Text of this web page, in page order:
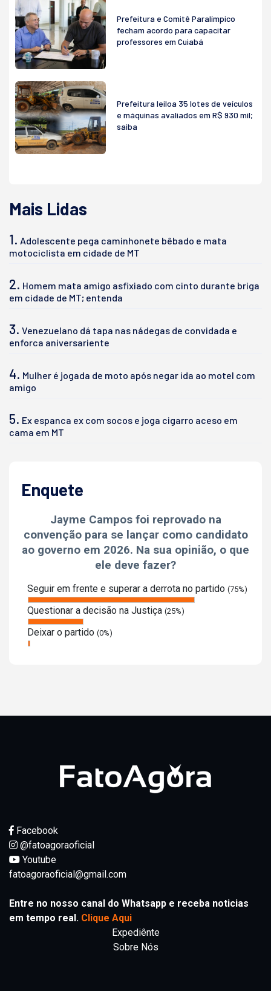
Prefeitura e Comitê Paralímpico
fecham acordo para capacitar
professores em Cuiabá
Prefeitura leiloa 35 lotes de veículos
e máquinas avaliados em R$ 930 mil;
saiba
Mais Lidas
1. Adolescente pega caminhonete bêbado e mata
motociclista em cidade de MT
2. Homem mata amigo asfixiado com cinto durante briga
em cidade de MT; entenda
3. Venezuelano dá tapa nas nádegas de convidada e
enforca aniversariente
4. Mulher é jogada de moto após negar ida ao motel com
amigo
5. Ex espanca ex com socos e joga cigarro aceso em
cama em MT
Enquete
Jayme Campos foi reprovado na
convenção para se lançar como candidato
ao governo em 2026. Na sua opinião, o que
ele deve fazer?
Seguir em frente e superar a derrota no partido (75%)
Questionar a decisão na Justiça (25%)
Deixar o partido (0%)
Facebook
@fatoagoraoficial
Youtube
fatoagoraoficial@gmail.com
Entre no nosso canal do Whatsapp e receba noticias
em tempo real. Clique Aqui
Expediênte
Sobre Nós